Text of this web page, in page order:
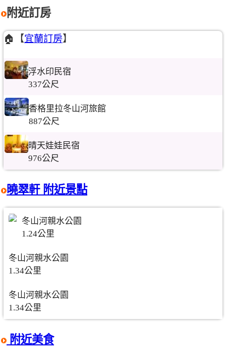
附近訂房
🏠【宜蘭訂房】
浮水印民宿
337公尺
香格里拉冬山河旅館
887公尺
晴天娃娃民宿
976公尺
曉翠軒 附近景點
冬山河親水公園
1.24公里
冬山河親水公園
1.34公里
冬山河親水公園
1.34公里
附近美食